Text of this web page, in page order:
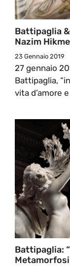
Battipaglia
Nazim
23 Gennaio 2019
27 gennaio
Battipaglia,
vita d’amore
Battipaglia: